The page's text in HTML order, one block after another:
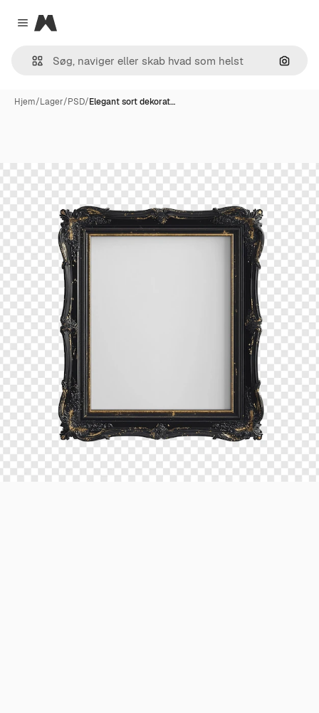
Close menu
Magnific
Søg
Hjem/Lager/PSD/Elegant sort dekorat…